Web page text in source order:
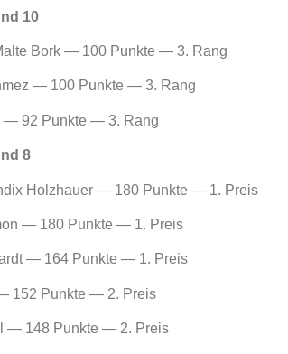
10
Bork — 100 Punkte — 3. Rang
— 100 Punkte — 3. Rang
— 92 Punkte — 3. Rang
8
Holzhauer — 180 Punkte — 1. Preis
— 180 Punkte — 1. Preis
— 164 Punkte — 1. Preis
152 Punkte — 2. Preis
— 148 Punkte — 2. Preis